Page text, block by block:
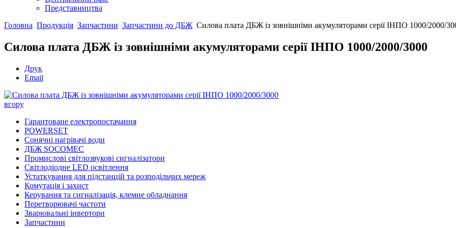
Представництва
Головна Продукція Запчастини Запчастини до ДБЖ Силова плата ДБЖ із зовнішніми акумуляторами серії ІНПО 1000/2000/
Силова плата ДБЖ із зовнішніми акумуляторами серії ІНПО 1000/2000/3000
Друк
Email
вгору
Гарантоване електропостачання
POWERSET
Сонячні нагрівачі води
ДБЖ SOCOMEC
Промислові світлозвукові сигналізатори
Світлодіодне LED освітлення
Устаткування для підстанцій та розподільчих мереж
Комутація і захист
Керування та сигналізація, клемне обладнання
Перетворювачі частоти
Зварювальні інвертори
Запчастини